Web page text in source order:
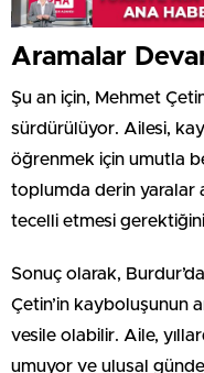
Aramalar
Şu an için, Mehmet
sürdürülüyor. Ailesi,
öğrenmek için umutla
toplumda derin yaralar
tecelli etmesi
Sonuç olarak,
Çetin’in kayboluşunun
vesile olabilir. Aile,
umuyor ve ulusal